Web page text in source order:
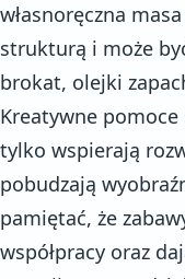
własnoręczna
strukturą i może
brokat, olejki
Kreatywne
tylko wspierają
pobudzają
pamiętać, że
współpracy oraz